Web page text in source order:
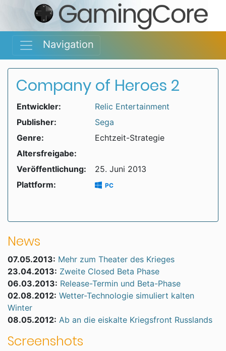
Navigation
Company of Heroes 2
Entwickler:
Relic Entertainment
Publisher:
Sega
Genre:
Echtzeit-Strategie
Altersfreigabe:
Veröffentlichung:
25. Juni 2013
Plattform:
PC
News
07.05.2013: Mehr zum Theater des Krieges
23.04.2013: Zweite Closed Beta Phase
06.03.2013: Release-Termin und Beta-Phase
02.08.2012: Wetter-Technologie simuliert kalten
Winter
08.05.2012: Ab an die eiskalte Kriegsfront Russlands
Screenshots